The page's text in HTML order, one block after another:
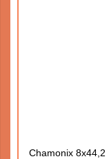
Chamonix 8x44,2